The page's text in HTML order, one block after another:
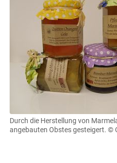
Durch die Herstellung von
angebauten Obstes gesteigert. ©